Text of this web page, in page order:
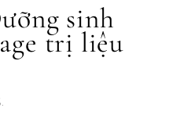
sinh
trị liệu
.